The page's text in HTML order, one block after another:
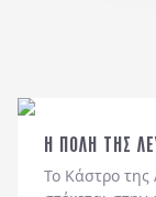
Η ΠΟΛΗ ΤΗΣ
Το Κάστρο